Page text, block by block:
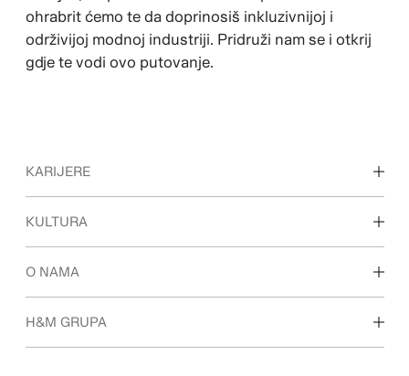
ohrabrit ćemo te da doprinosiš inkluzivnijoj i
održivijoj modnoj industriji. Pridruži nam se i otkrij
gdje te vodi ovo putovanje.
KARIJERE
Otkrij naš radni prostor
KULTURA
Naša kultura i pogodnosti
O NAMA
Ko smo mi
H&M GRUPA